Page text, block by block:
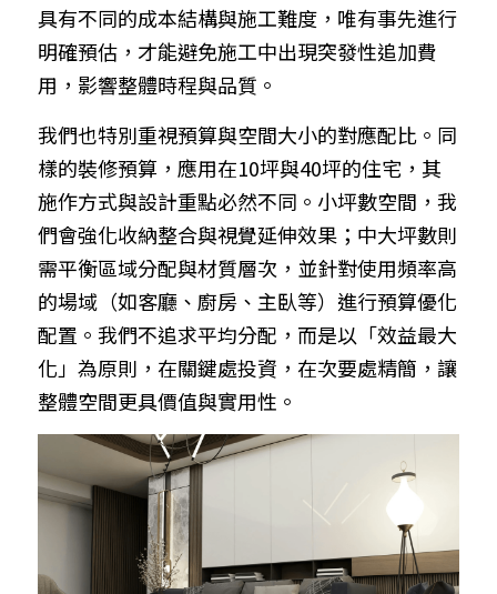
具有不同的成本結構與施工難度，唯有事先進行
明確預估，才能避免施工中出現突發性追加費
用，影響整體時程與品質。
我們也特別重視預算與空間大小的對應配比。同
樣的裝修預算，應用在10坪與40坪的住宅，其
施作方式與設計重點必然不同。小坪數空間，我
們會強化收納整合與視覺延伸效果；中大坪數則
需平衡區域分配與材質層次，並針對使用頻率高
的場域（如客廳、廚房、主臥等）進行預算優化
配置。我們不追求平均分配，而是以「效益最大
化」為原則，在關鍵處投資，在次要處精簡，讓
整體空間更具價值與實用性。